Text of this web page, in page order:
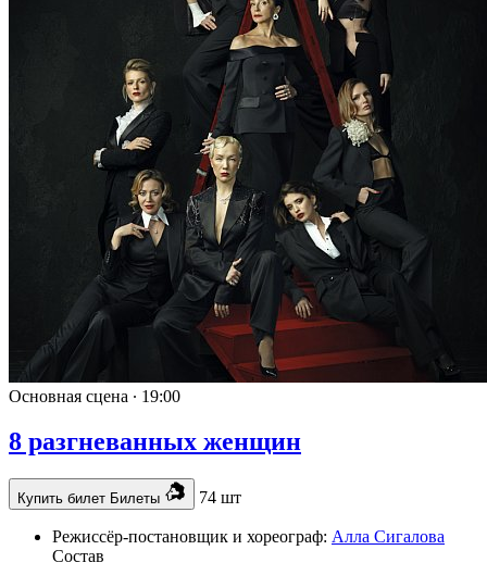
Основная сцена ∙ 19:00
8 разгневанных женщин
Купить билет Билеты 74 шт
Режиссёр-постановщик и хореограф: Алла Сигалова
Состав